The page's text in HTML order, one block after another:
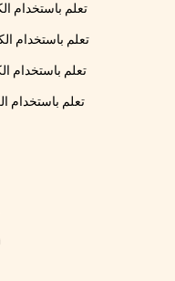
تعلم باستخدام
تعلم باستخدام
تعلم باستخدام
تعلم باستخدام